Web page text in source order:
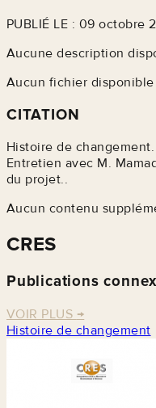
PUBLIÉ LE : 09 octobre
Aucune description
Aucun fichier
CITATION
Histoire de
Entretien avec M.
du projet..
Aucun contenu
CRES
Publications
VOIR PLUS →
Histoire de changement